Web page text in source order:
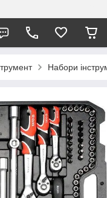
Набори